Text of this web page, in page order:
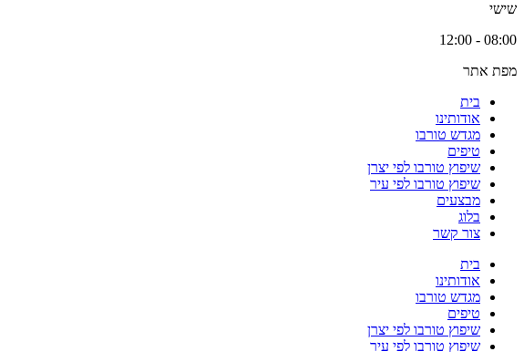
שישי
08:00 - 12:00
מפת אתר
בית
אודותינו
מגדש טורבו
טיפים
שיפוץ טורבו לפי יצרן
שיפוץ טורבו לפי עיר
מבצעים
בלוג
צור קשר
בית
אודותינו
מגדש טורבו
טיפים
שיפוץ טורבו לפי יצרן
שיפוץ טורבו לפי עיר